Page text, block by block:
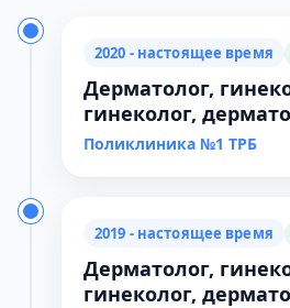
2020 - настоящее время
Дерматолог,
гинеколог,
Поликлиника №1 ТРБ
2019 - настоящее время
Дерматолог,
гинеколог,